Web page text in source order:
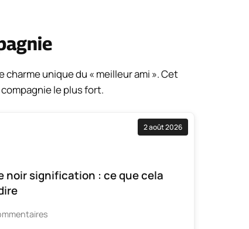
unique du « meilleur ami ». Cet
le plus fort.
2 août 2026
noir signification : ce que cela